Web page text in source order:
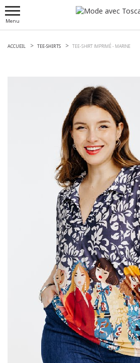
Menu
ACCUEIL TEE-SHIRTS TEE-SHIRT IMPRIMÉ - MARINE